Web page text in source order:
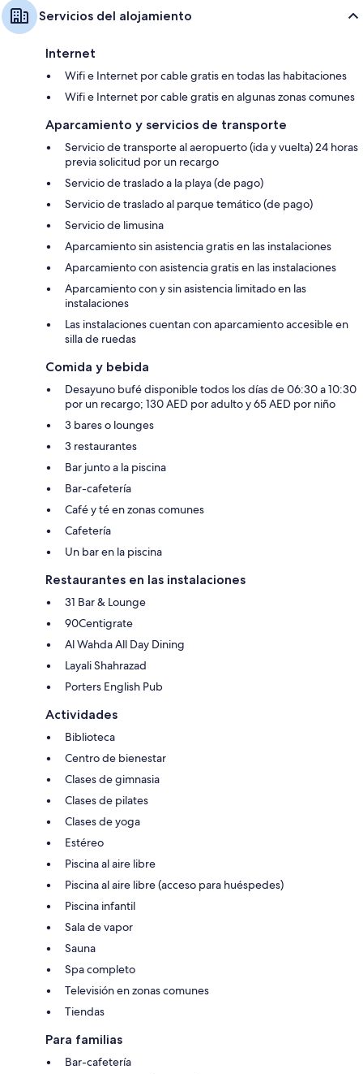
Armarios o roperos, consolas de videojuegos y hervidores eléctricos
Servicios del alojamiento
Internet
Wifi e Internet por cable gratis en todas las habitaciones
Wifi e Internet por cable gratis en algunas zonas comunes
Aparcamiento y servicios de transporte
Servicio de transporte al aeropuerto (ida y vuelta) 24 horas
previa solicitud por un recargo
Servicio de traslado a la playa (de pago)
Servicio de traslado al parque temático (de pago)
Servicio de limusina
Aparcamiento sin asistencia gratis en las instalaciones
Aparcamiento con asistencia gratis en las instalaciones
Aparcamiento con y sin asistencia limitado en las
instalaciones
Las instalaciones cuentan con aparcamiento accesible en
silla de ruedas
Comida y bebida
Desayuno bufé disponible todos los días de 06:30 a 10:30
por un recargo; 130 AED por adulto y 65 AED por niño
3 bares o lounges
3 restaurantes
Bar junto a la piscina
Bar-cafetería
Café y té en zonas comunes
Cafetería
Un bar en la piscina
Restaurantes en las instalaciones
31 Bar & Lounge
90Centigrate
Al Wahda All Day Dining
Layali Shahrazad
Porters English Pub
Actividades
Biblioteca
Centro de bienestar
Clases de gimnasia
Clases de pilates
Clases de yoga
Estéreo
Piscina al aire libre
Piscina al aire libre (acceso para huéspedes)
Piscina infantil
Sala de vapor
Sauna
Spa completo
Televisión en zonas comunes
Tiendas
Para familias
Bar-cafetería